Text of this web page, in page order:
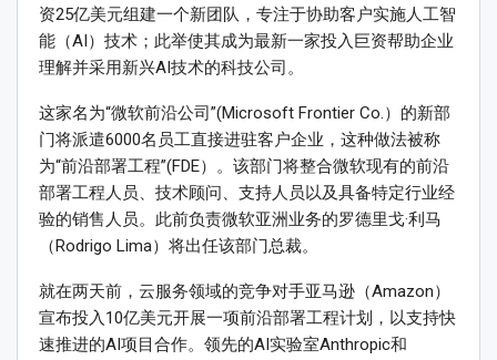
资25亿美元组建一个新团队，专注于协助客户实施人工智
能（AI）技术；此举使其成为最新一家投入巨资帮助企业
理解并采用新兴AI技术的科技公司。
这家名为“微软前沿公司”(Microsoft Frontier Co.）的新部
门将派遣6000名员工直接进驻客户企业，这种做法被称
为“前沿部署工程”(FDE）。该部门将整合微软现有的前沿
部署工程人员、技术顾问、支持人员以及具备特定行业经
验的销售人员。此前负责微软亚洲业务的罗德里戈·利马
（Rodrigo Lima）将出任该部门总裁。
就在两天前，云服务领域的竞争对手亚马逊（Amazon）
宣布投入10亿美元开展一项前沿部署工程计划，以支持快
速推进的AI项目合作。领先的AI实验室Anthropic和